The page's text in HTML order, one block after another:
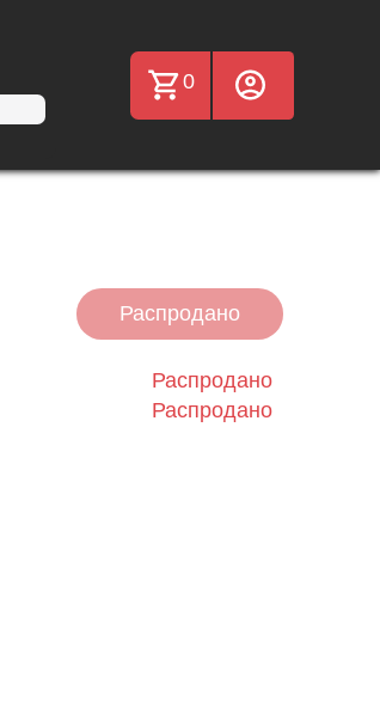
0
Распродано
Распродано
Распродано